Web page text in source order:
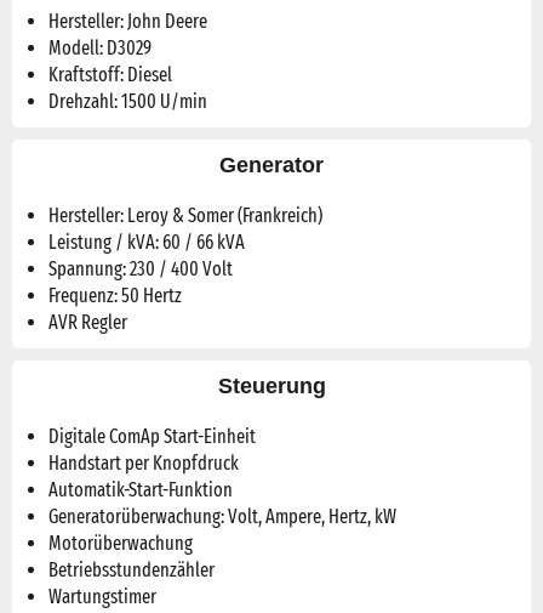
Hersteller: John Deere
Modell: D3029
Kraftstoff: Diesel
Drehzahl: 1500 U/min
Generator
Hersteller: Leroy & Somer (Frankreich)
Leistung / kVA: 60 / 66 kVA
Spannung: 230 / 400 Volt
Frequenz: 50 Hertz
AVR Regler
Steuerung
Digitale ComAp Start-Einheit
Handstart per Knopfdruck
Automatik-Start-Funktion
Generatorüberwachung: Volt, Ampere, Hertz, kW
Motorüberwachung
Betriebsstundenzähler
Wartungstimer